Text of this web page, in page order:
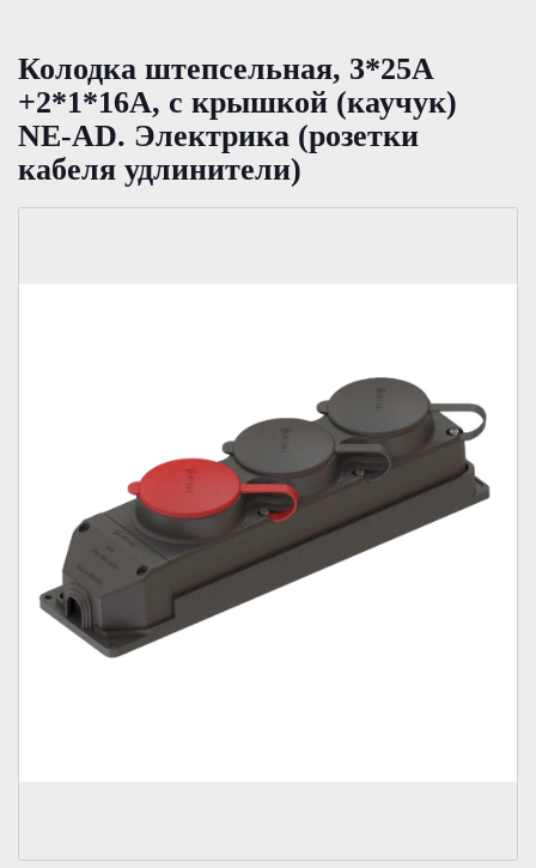
Колодка штепсельная, 3*25А
+2*1*16А, с крышкой (каучук)
NE-AD. Электрика (розетки
кабеля удлинители)